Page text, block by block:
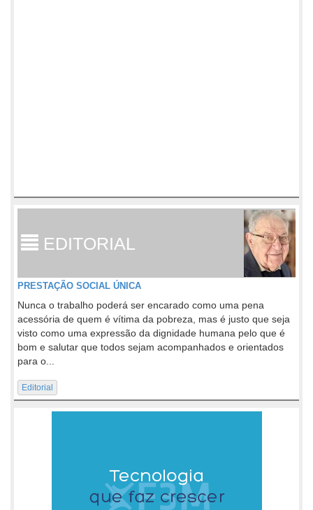
EDITORIAL
PRESTAÇÃO SOCIAL ÚNICA
Nunca o trabalho poderá ser encarado como uma pena
acessória de quem é vítima da pobreza, mas é justo que seja
visto como uma expressão da dignidade humana pelo que é
bom e salutar que todos sejam acompanhados e orientados
para o...
Editorial